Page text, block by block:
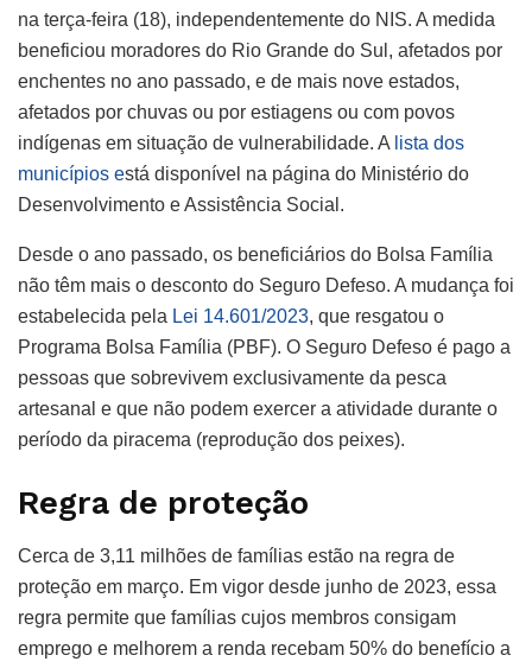
na terça-feira (18), independentemente do NIS. A medida
beneficiou moradores do Rio Grande do Sul, afetados por
enchentes no ano passado, e de mais nove estados,
afetados por chuvas ou por estiagens ou com povos
indígenas em situação de vulnerabilidade. A lista dos
municípios está disponível na página do Ministério do
Desenvolvimento e Assistência Social.
Desde o ano passado, os beneficiários do Bolsa Família
não têm mais o desconto do Seguro Defeso. A mudança foi
estabelecida pela Lei 14.601/2023, que resgatou o
Programa Bolsa Família (PBF). O Seguro Defeso é pago a
pessoas que sobrevivem exclusivamente da pesca
artesanal e que não podem exercer a atividade durante o
período da piracema (reprodução dos peixes).
Regra de proteção
Cerca de 3,11 milhões de famílias estão na regra de
proteção em março. Em vigor desde junho de 2023, essa
regra permite que famílias cujos membros consigam
emprego e melhorem a renda recebam 50% do benefício a